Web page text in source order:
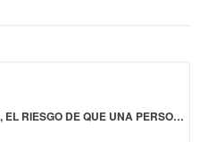
EN LOS ÚLTIMOS 17 AÑOS, EL RIESGO DE QUE UNA PERSONA SUFRA UN INFARTO CEREBRAL SE INCREMENTÓ 50%